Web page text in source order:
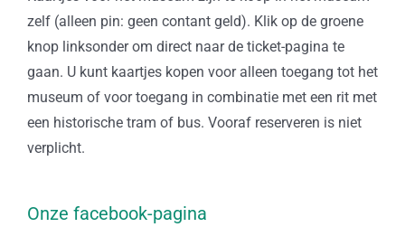
zelf (alleen pin: geen contant geld). Klik op de groene
knop linksonder om direct naar de ticket-pagina te
gaan. U kunt kaartjes kopen voor alleen toegang tot het
museum of voor toegang in combinatie met een rit met
een historische tram of bus. Vooraf reserveren is niet
verplicht.
Onze facebook-pagina